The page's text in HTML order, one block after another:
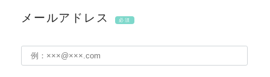
メールアドレス 必須